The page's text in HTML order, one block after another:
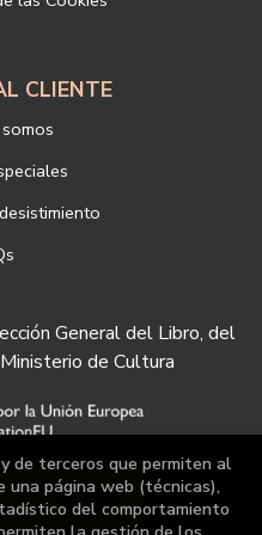
CLIENTE
General del Libro, del
de Cultura
de terceros que permiten al
una página web (técnicas),
del comportamiento